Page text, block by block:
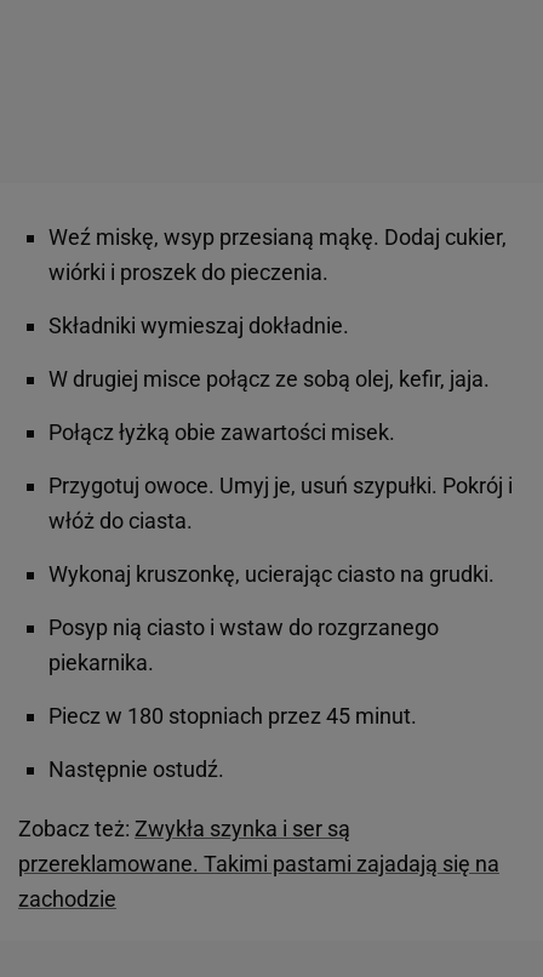
Weź miskę, wsyp przesianą mąkę. Dodaj cukier,
wiórki i proszek do pieczenia.
Składniki wymieszaj dokładnie.
W drugiej misce połącz ze sobą olej, kefir, jaja.
Połącz łyżką obie zawartości misek.
Przygotuj owoce. Umyj je, usuń szypułki. Pokrój i
włóż do ciasta.
Wykonaj kruszonkę, ucierając ciasto na grudki.
Posyp nią ciasto i wstaw do rozgrzanego
piekarnika.
Piecz w 180 stopniach przez 45 minut.
Następnie ostudź.
Zobacz też: Zwykła szynka i ser są
przereklamowane. Takimi pastami zajadają się na
zachodzie